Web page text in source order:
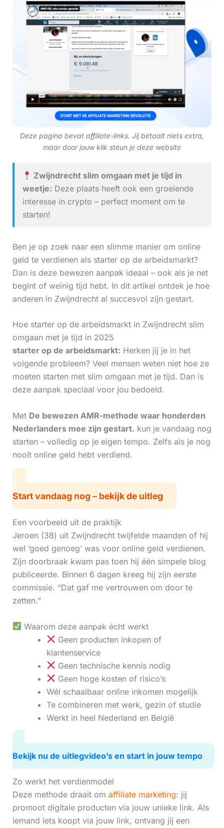
Deze pagina bevat affiliate-links. Jij betaalt niets extra,
maar door jouw klik steun je deze website
Zwijndrecht slim omgaan met je tijd in
weetje: Deze plaats heeft ook een groeiende
interesse in crypto – perfect moment om te
starten!
Ben je op zoek naar een slimme manier om online
geld te verdienen als starter op de arbeidsmarkt?
Dan is deze bewezen aanpak ideaal – ook als je net
begint of weinig tijd hebt. In dit artikel ontdek je hoe
anderen in Zwijndrecht al succesvol zijn gestart.
Hoe starter op de arbeidsmarkt in Zwijndrecht slim
omgaan met je tijd in 2025
starter op de arbeidsmarkt: Herken jij je in het
volgende probleem? Veel mensen weten niet hoe ze
moeten starten met slim omgaan met je tijd. Dan is
deze aanpak speciaal voor jou bedoeld.
Met De bewezen AMR-methode waar honderden
Nederlanders mee zijn gestart. kun je vandaag nog
starten – volledig op je eigen tempo. Zelfs als je nog
nooit online geld hebt verdiend.
Start vandaag nog – bekijk de uitleg
Een voorbeeld uit de praktijk
Jeroen (38) uit Zwijndrecht twijfelde maanden of hij
wel ‘goed genoeg’ was voor online geld verdienen.
Zijn doorbraak kwam pas toen hij één simpele blog
publiceerde. Binnen 6 dagen kreeg hij zijn eerste
commissie. “Dat gaf me vertrouwen om door te
zetten.”
Waarom deze aanpak écht werkt
Geen producten inkopen of
klantenservice
Geen technische kennis nodig
Geen hoge kosten of risico’s
Wél schaalbaar online inkomen mogelijk
Te combineren met werk, gezin of studie
Werkt in heel Nederland en België
Bekijk nu de uitlegvideo’s en start in jouw tempo
Zo werkt het verdienmodel
Deze methode draait om affiliate marketing: jij
promoot digitale producten via jouw unieke link. Als
iemand iets koopt via jouw link, ontvang jij een